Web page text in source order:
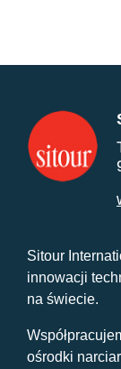
Sitour
innowacji
na świecie.
ośrodki